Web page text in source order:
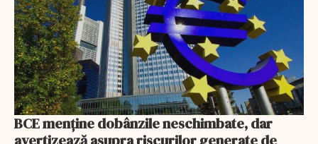
BCE menține dobânzile neschimbate, dar